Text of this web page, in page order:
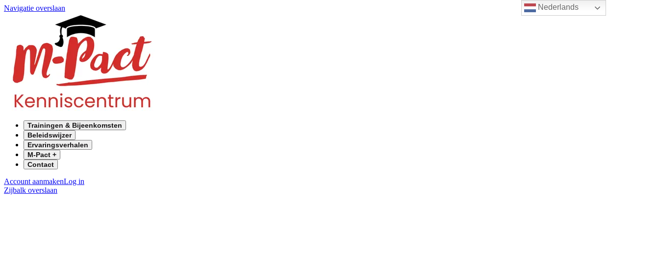
Nederlands
Navigatie overslaan
Trainingen & Bijeenkomsten
Beleidswijzer
Ervaringsverhalen
M-Pact +
Contact
Account aanmakenLog in
Zijbalk overslaan